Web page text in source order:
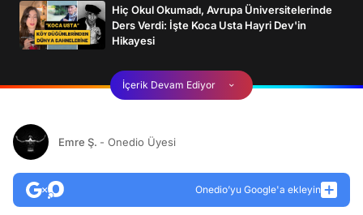
Hiç Okul Okumadı, Avrupa Üniversitelerinde
Ders Verdi: İşte Koca Usta Hayri Dev'in
Hikayesi
İçerik Devam Ediyor
Emre Ş. - Onedio Üyesi
Onedio’yu Google'a ekleyin